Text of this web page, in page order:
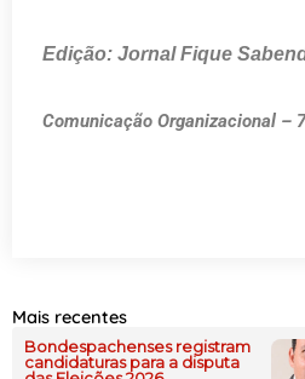
Edição: Jornal Fique
Comunicação Organizacional –
Mais recentes
Bondespachenses registram
candidaturas para a disputa